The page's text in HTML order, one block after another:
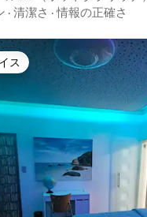
· 清潔さ ·情報の正確さ
ス
ス